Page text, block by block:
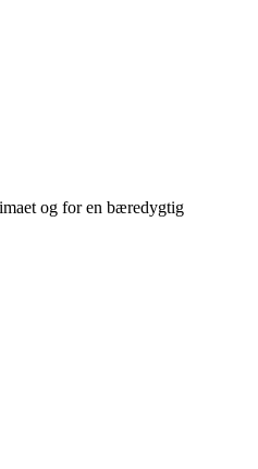
og for en bæredygtig